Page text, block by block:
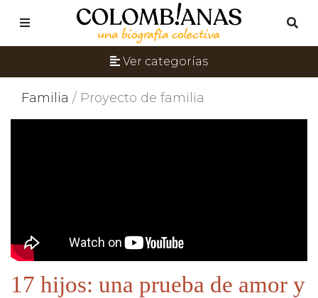
Ver categorías
Familia / Proyecto de familia
17 hijos: una prueba de amor y